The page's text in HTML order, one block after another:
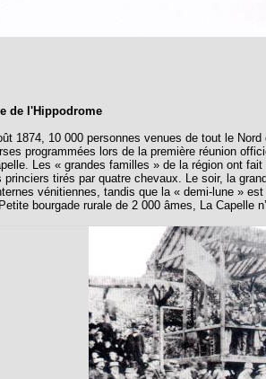
de l'Hippodrome
1874, 10 000 personnes venues de tout le
programmées lors de la première réunion
Les « grandes familles » de la région ont
princiers tirés par quatre chevaux. Le soir, la
vénitiennes, tandis que la « demi-lune »
bourgade rurale de 2 000 âmes, La Capelle